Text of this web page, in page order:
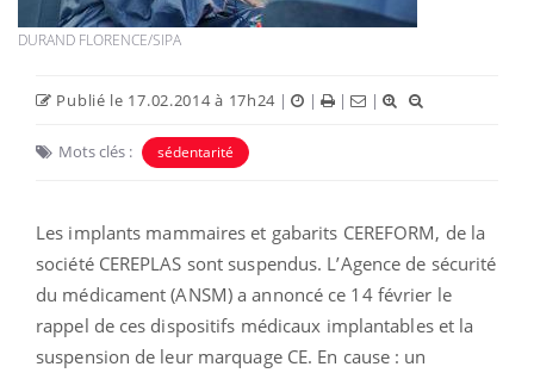
DURAND FLORENCE/SIPA
Publié le 17.02.2014 à 17h24 | | | |
Mots clés : sédentarité
Les implants mammaires et gabarits CEREFORM, de la
société CEREPLAS sont suspendus. L’Agence de sécurité
du médicament (ANSM) a annoncé ce 14 février le
rappel de ces dispositifs médicaux implantables et la
suspension de leur marquage CE. En cause : un